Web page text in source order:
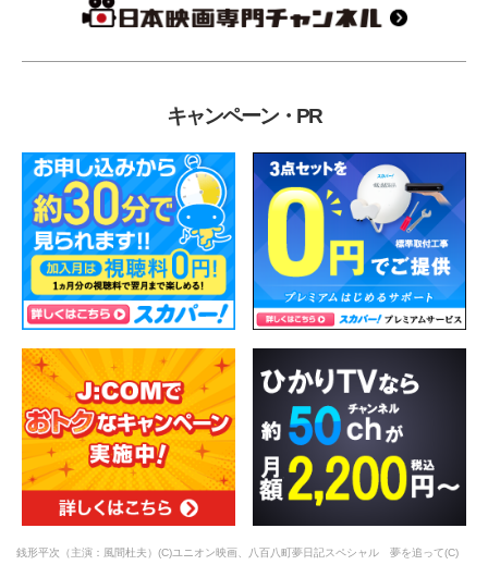
キャンペーン・PR
銭形平次（主演：風間杜夫）(C)ユニオン映画、八百八町夢日記スペシャル 夢を追って(C)